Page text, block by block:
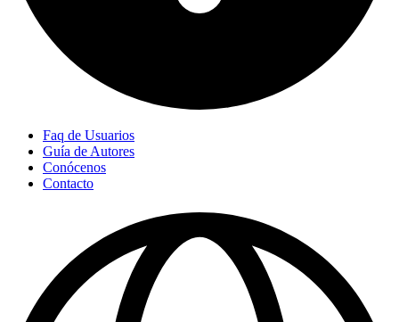
Faq de Usuarios
Guía de Autores
Conócenos
Contacto